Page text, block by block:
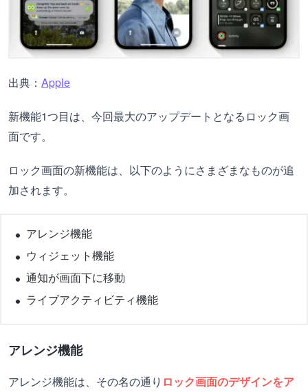
出典： Apple
新機能1つ目は、今回最大のアップデートとなるロック画
面です。
ロック画面の新機能は、以下のようにさまざまなものが追
加されます。
アレンジ機能
ウィジェット機能
通知が画面下に移動
ライブアクティビティ機能
アレンジ機能
アレンジ機能は、その名の通り ロック画面のデザインをア